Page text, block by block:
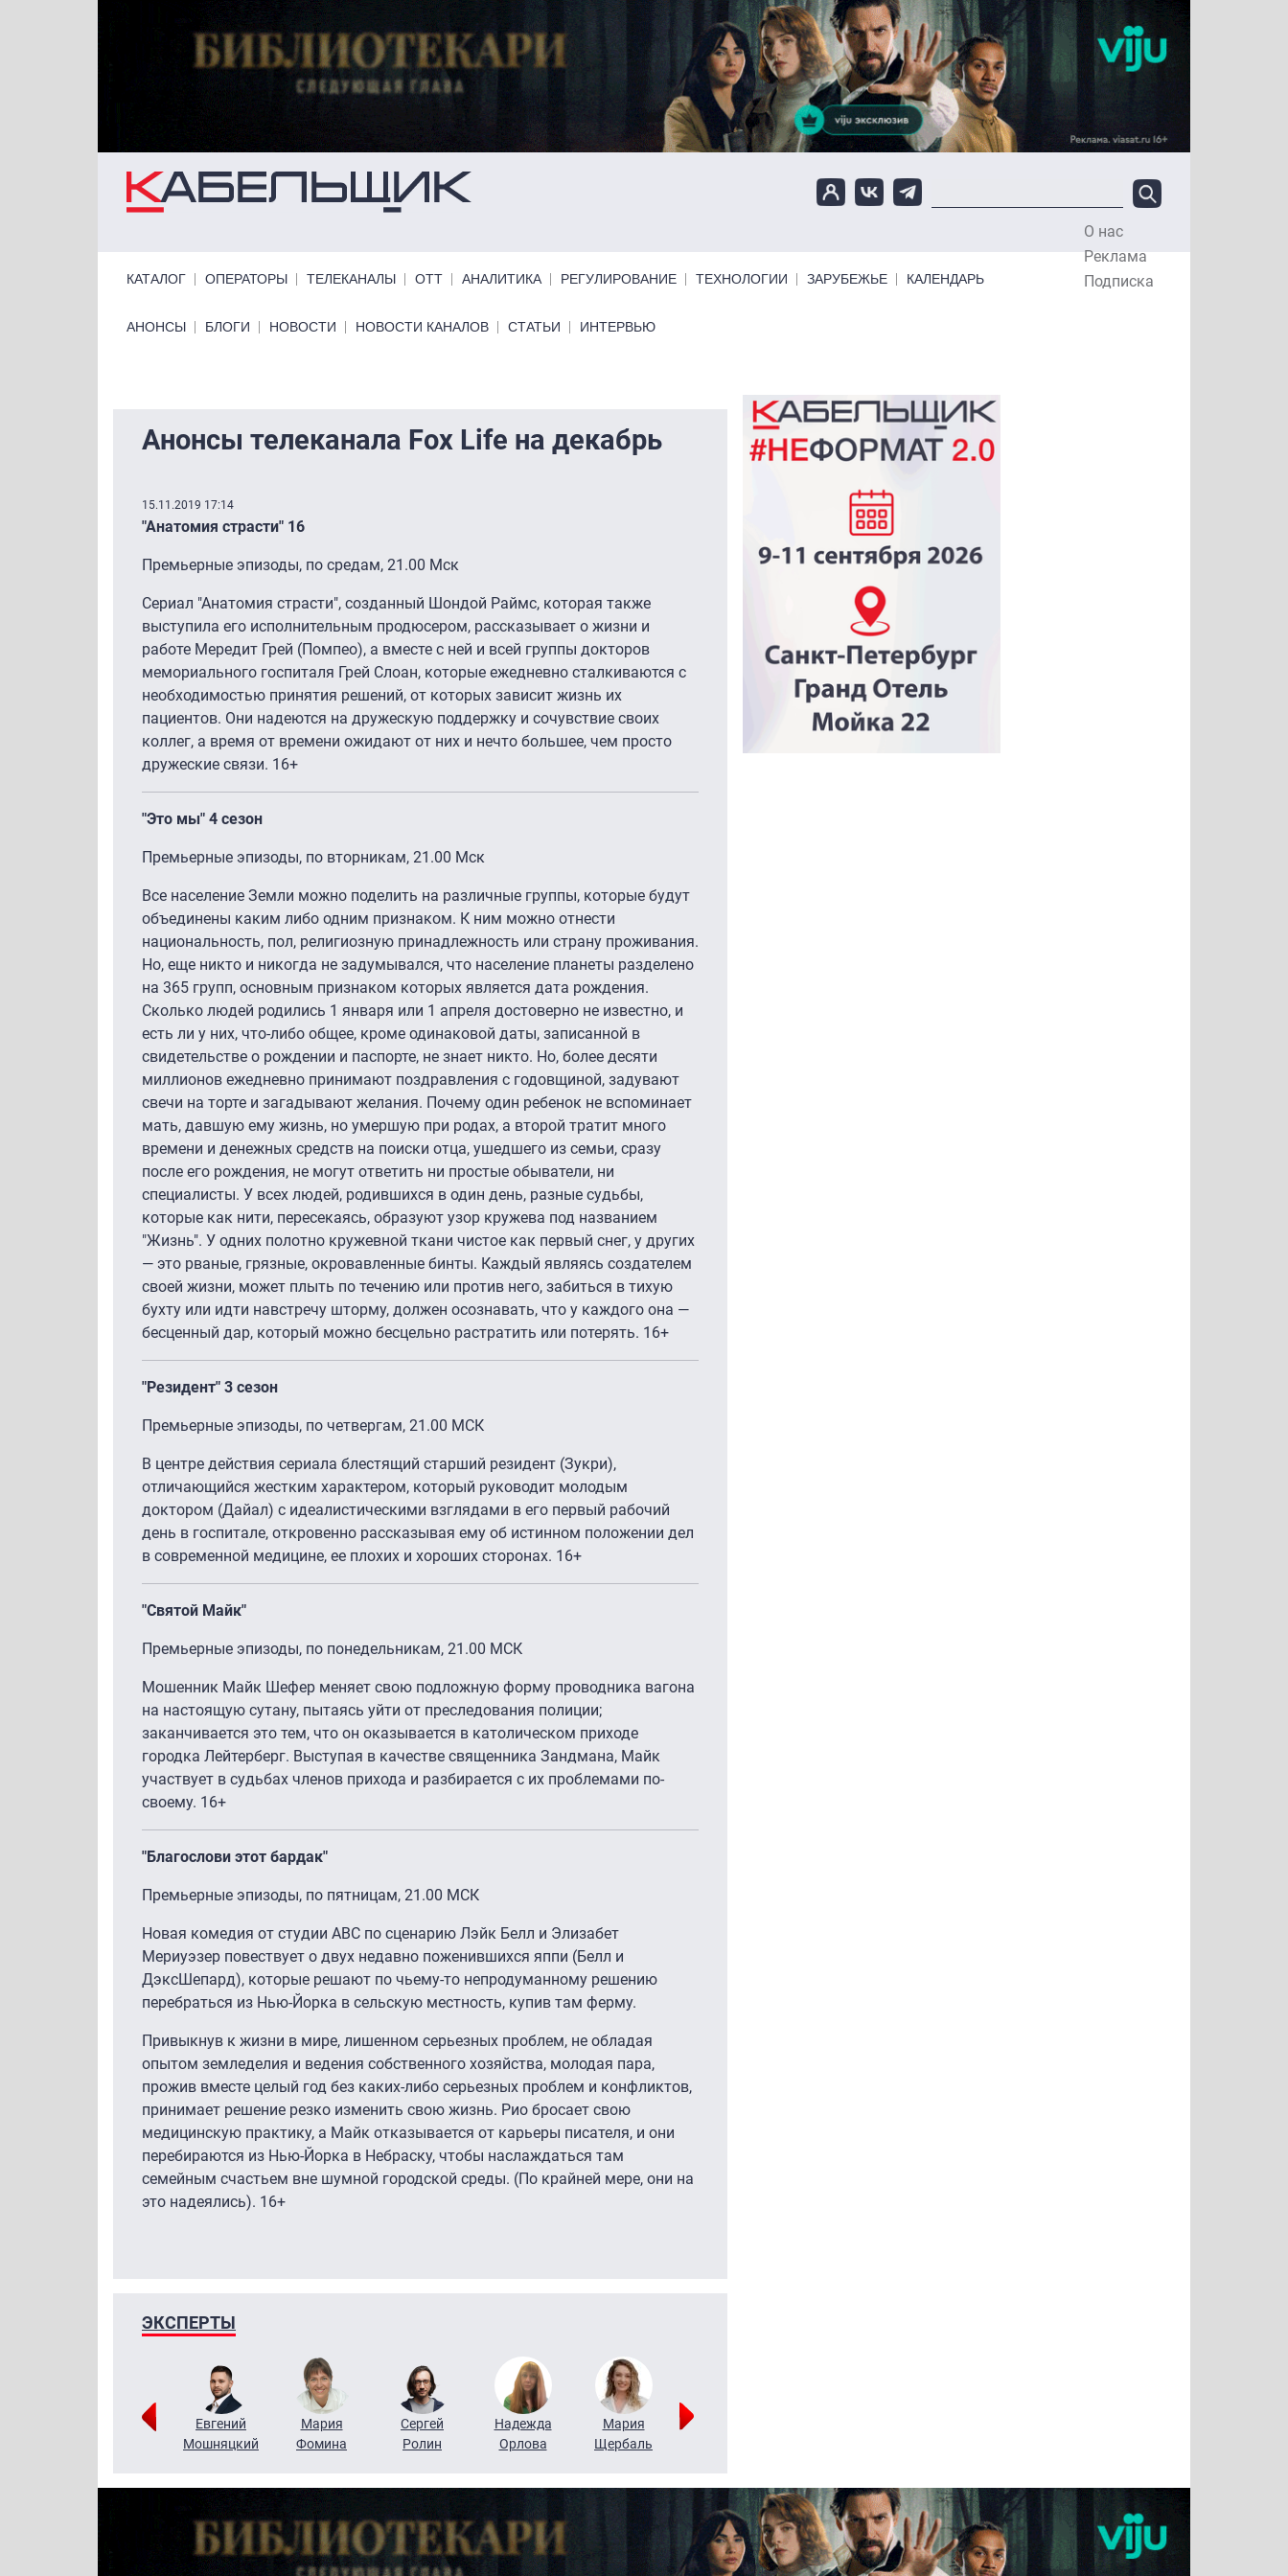
О нас
Реклама
Подписка
КАТАЛОГ ОПЕРАТОРЫ ТЕЛЕКАНАЛЫ ОТТ АНАЛИТИКА РЕГУЛИРОВАНИЕ ТЕХНОЛОГИИ ЗАРУБЕЖЬЕ КАЛЕНДАРЬ
Primary links bottom
АНОНСЫ БЛОГИ НОВОСТИ НОВОСТИ КАНАЛОВ СТАТЬИ ИНТЕРВЬЮ
Анонсы телеканала Fox Life на декабрь
15.11.2019 17:14
"Анатомия страсти" 16
Премьерные эпизоды, по средам, 21.00 Мск
Сериал "Анатомия страсти", созданный Шондой Раймс, которая также
выступила его исполнительным продюсером, рассказывает о жизни и
работе Мередит Грей (Помпео), а вместе с ней и всей группы докторов
мемориального госпиталя Грей Слоан, которые ежедневно сталкиваются с
необходимостью принятия решений, от которых зависит жизнь их
пациентов. Они надеются на дружескую поддержку и сочувствие своих
коллег, а время от времени ожидают от них и нечто большее, чем просто
дружеские связи. 16+
"Это мы" 4 сезон
Премьерные эпизоды, по вторникам, 21.00 Мск
Все население Земли можно поделить на различные группы, которые будут
объединены каким либо одним признаком. К ним можно отнести
национальность, пол, религиозную принадлежность или страну проживания.
Но, еще никто и никогда не задумывался, что население планеты разделено
на 365 групп, основным признаком которых является дата рождения.
Сколько людей родились 1 января или 1 апреля достоверно не известно, и
есть ли у них, что-либо общее, кроме одинаковой даты, записанной в
свидетельстве о рождении и паспорте, не знает никто. Но, более десяти
миллионов ежедневно принимают поздравления с годовщиной, задувают
свечи на торте и загадывают желания. Почему один ребенок не вспоминает
мать, давшую ему жизнь, но умершую при родах, а второй тратит много
времени и денежных средств на поиски отца, ушедшего из семьи, сразу
после его рождения, не могут ответить ни простые обыватели, ни
специалисты. У всех людей, родившихся в один день, разные судьбы,
которые как нити, пересекаясь, образуют узор кружева под названием
"Жизнь". У одних полотно кружевной ткани чистое как первый снег, у других
— это рваные, грязные, окровавленные бинты. Каждый являясь создателем
своей жизни, может плыть по течению или против него, забиться в тихую
бухту или идти навстречу шторму, должен осознавать, что у каждого она —
бесценный дар, который можно бесцельно растратить или потерять. 16+
"Резидент" 3 сезон
Премьерные эпизоды, по четвергам, 21.00 МСК
В центре действия сериала блестящий старший резидент (Зукри),
отличающийся жестким характером, который руководит молодым
доктором (Дайал) с идеалистическими взглядами в его первый рабочий
день в госпитале, откровенно рассказывая ему об истинном положении дел
в современной медицине, ее плохих и хороших сторонах. 16+
"Святой Майк"
Премьерные эпизоды, по понедельникам, 21.00 МСК
Мошенник Майк Шефер меняет свою подложную форму проводника вагона
на настоящую сутану, пытаясь уйти от преследования полиции;
заканчивается это тем, что он оказывается в католическом приходе
городка Лейтерберг. Выступая в качестве священника Зандмана, Майк
участвует в судьбах членов прихода и разбирается с их проблемами по-
своему. 16+
"Благослови этот бардак"
Премьерные эпизоды, по пятницам, 21.00 МСК
Новая комедия от студии ABC по сценарию Лэйк Белл и Элизабет
Мериуэзер повествует о двух недавно поженившихся яппи (Белл и
ДэксШепард), которые решают по чьему-то непродуманному решению
перебраться из Нью-Йорка в сельскую местность, купив там ферму.
Привыкнув к жизни в мире, лишенном серьезных проблем, не обладая
опытом земледелия и ведения собственного хозяйства, молодая пара,
прожив вместе целый год без каких-либо серьезных проблем и конфликтов,
принимает решение резко изменить свою жизнь. Рио бросает свою
медицинскую практику, а Майк отказывается от карьеры писателя, и они
перебираются из Нью-Йорка в Небраску, чтобы наслаждаться там
семейным счастьем вне шумной городской среды. (По крайней мере, они на
это надеялись). 16+
ЭКСПЕРТЫ
Виктор
Евгений
Мошняцкий
Мария
Фомина
Сергей
Ролин
Надежда
Орлова
Мария
Щербаль